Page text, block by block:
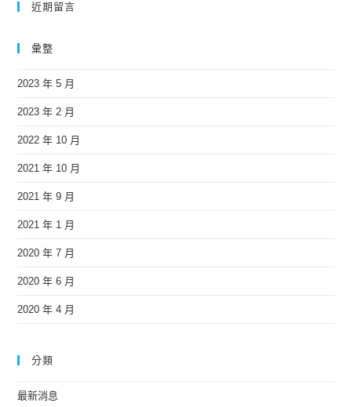
近期留言
彙整
2023 年 5 月
2023 年 2 月
2022 年 10 月
2021 年 10 月
2021 年 9 月
2021 年 1 月
2020 年 7 月
2020 年 6 月
2020 年 4 月
分類
最新消息